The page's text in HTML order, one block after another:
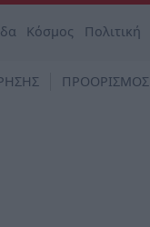
Κόσμος Πολιτική
ΠΡΟΟΡΙΣΜΟΣ